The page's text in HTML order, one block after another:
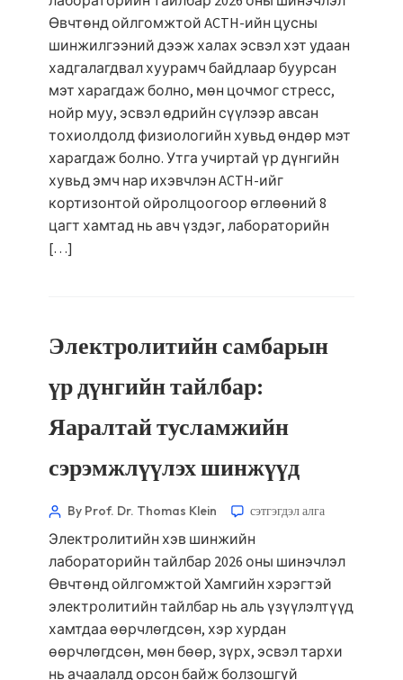
Өвчтөнд ойлгомжтой ACTH-ийн цусны
шинжилгээний дээж халах эсвэл хэт удаан
хадгалагдвал хуурамч байдлаар буурсан
мэт харагдаж болно, мөн цочмог стресс,
нойр муу, эсвэл өдрийн сүүлээр авсан
тохиолдолд физиологийн хувьд өндөр мэт
харагдаж болно. Утга учиртай үр дүнгийн
хувьд эмч нар ихэвчлэн ACTH-ийг
кортизонтой ойролцоогоор өглөөний 8
цагт хамтад нь авч үздэг, лабораторийн
[…]
Электролитийн самбарын
үр дүнгийн тайлбар:
Яаралтай тусламжийн
сэрэмжлүүлэх шинжүүд
By Prof. Dr. Thomas Klein сэтгэгдэл алга
Электролитийн хэв шинжийн
лабораторийн тайлбар 2026 оны шинэчлэл
Өвчтөнд ойлгомжтой Хамгийн хэрэгтэй
электролитийн тайлбар нь аль үзүүлэлтүүд
хамтдаа өөрчлөгдсөн, хэр хурдан
өөрчлөгдсөн, мөн бөөр, зүрх, эсвэл тархи
нь ачаалалд орсон байж болзошгүй
ئۇيغۇرچە
Кыргызча
Татар теле
Беларуская мова
Esperanto
Ślōnskŏ gŏdka
Norsk bokmål